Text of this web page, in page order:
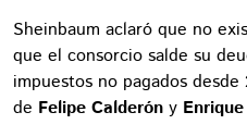
Sheinbaum aclaró que no
que el consorcio salde su
impuestos no pagados
de Felipe Calderón y